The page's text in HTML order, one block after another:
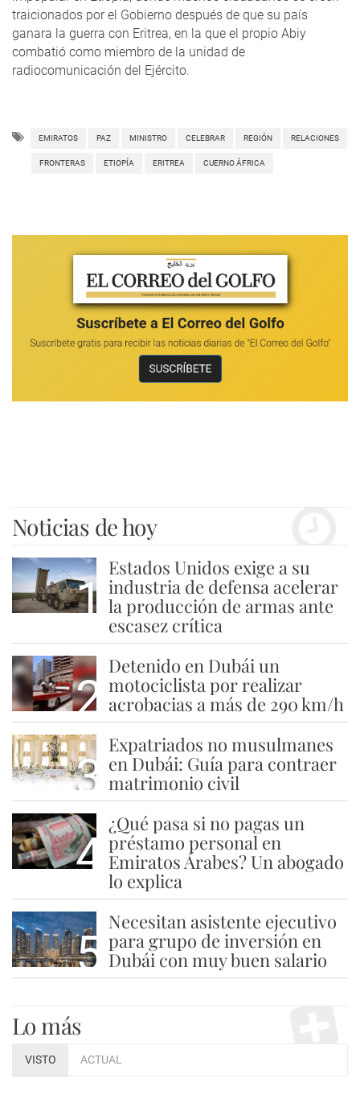
traicionados por el Gobierno después de que su país
ganara la guerra con Eritrea, en la que el propio Abiy
combatió como miembro de la unidad de
radiocomunicación del Ejército.
EMIRATOS PAZ MINISTRO CELEBRAR REGIÓN RELACIONES
FRONTERAS ETIOPÍA ERITREA CUERNO ÁFRICA
Noticias de hoy
1
Estados Unidos exige a su
industria de defensa acelerar
la producción de armas ante
escasez crítica
2
Detenido en Dubái un
motociclista por realizar
acrobacias a más de 290 km/h
3
Expatriados no musulmanes
en Dubái: Guía para contraer
matrimonio civil
4
¿Qué pasa si no pagas un
préstamo personal en
Emiratos Árabes? Un abogado
lo explica
5
Necesitan asistente ejecutivo
para grupo de inversión en
Dubái con muy buen salario
Lo más
VISTO ACTUAL